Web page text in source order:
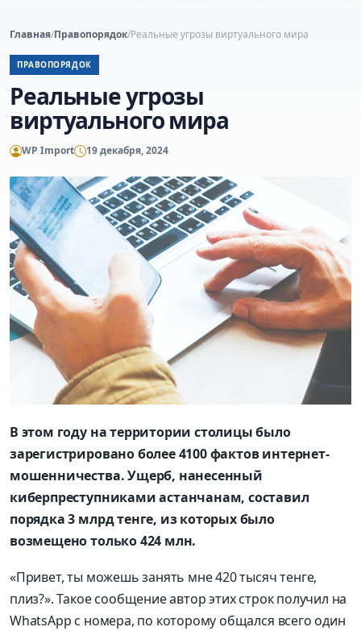
Главная/Правопорядок/Реальные угрозы виртуального мира
ПРАВОПОРЯДОК
Реальные угрозы
виртуального мира
WP Import 19 декабря, 2024
В этом году на территории столицы было
зарегистрировано более 4100 фактов интернет-
мошенничества. Ущерб, нанесенный
киберпреступниками астанчанам, составил
порядка 3 млрд тенге, из которых было
возмещено только 424 млн.
«Привет, ты можешь занять мне 420 тысяч тенге,
плиз?». Такое сообщение автор этих строк получил на
WhatsApp с номера, по которому общался всего один